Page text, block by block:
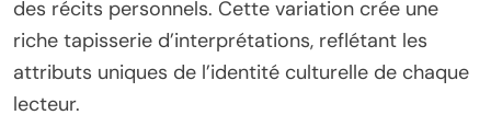
des récits personnels. Cette variation crée une
riche tapisserie d’interprétations, reflétant les
attributs uniques de l’identité culturelle de chaque
lecteur.